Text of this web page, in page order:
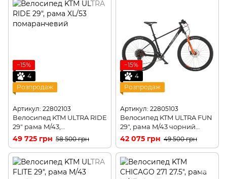
−15%
4
Розпродаж
Артикул: 22802103
Велосипед KTM ULTRA RIDE
29" рама M/43,
помаранчевий
49 725 грн 58 500 грн
−15%
4
Розпродаж
Артикул: 22805103
Велосипед KTM ULTRA FUN
29", рама M/43 чорний
матовий
42 075 грн 49 500 грн